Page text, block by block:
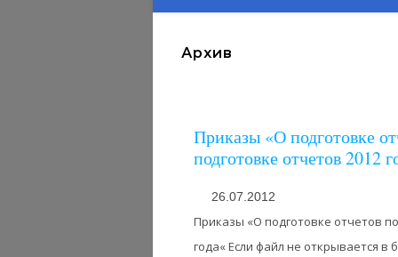
Архив
Приказы «О подготовке
подготовке отчетов 2012
26.07.2012
Приказы «О подготовке отчетов
года« Если файл не открывается